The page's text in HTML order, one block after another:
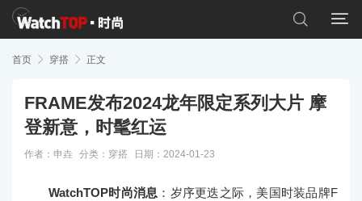


首页  穿搭  正文
FRAME发布2024龙年限定系列大片 摩
登新意，时髦红运
作者：申垚 分类： 穿搭 日期：2024-01-23
WatchTOP时尚消息 ：岁序更迭之际，美国时装品牌F